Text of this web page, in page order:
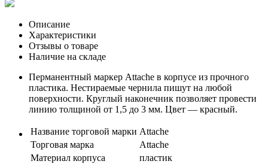
Описание
Характеристики
Отзывы о товаре
Наличие на складе
Перманентный маркер Attache в корпусе из прочного
пластика. Нестираемые чернила пишут на любой
поверхности. Круглый наконечник позволяет провести
линию толщиной от 1,5 до 3 мм. Цвет — красный.
Название торговой марки Attache
Торговая марка
Attache
Материал корпуса
пластик